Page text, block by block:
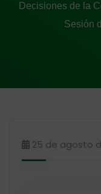
Decisiones de la
Sesión
25 de agosto